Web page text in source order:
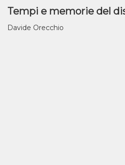
Tempi e memorie del
Davide Orecchio